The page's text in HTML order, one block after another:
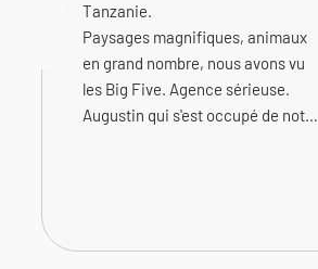
Tanzanie.
Paysages magnifiques, animaux
en grand nombre, nous avons vu
les Big Five. Agence sérieuse.
Augustin qui s'est occupé de notre